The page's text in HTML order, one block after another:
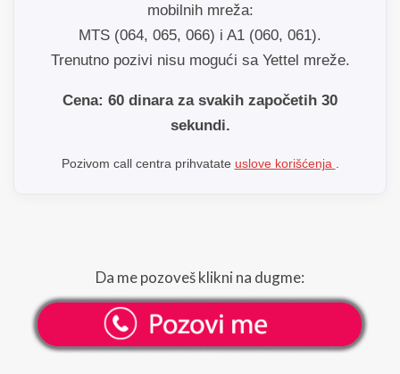
mobilnih mreža:
MTS (064, 065, 066) i A1 (060, 061).
Trenutno pozivi nisu mogući sa Yettel mreže.
Cena: 60 dinara za svakih započetih 30
sekundi.
Pozivom call centra prihvatate uslove korišćenja
Da me pozoveš klikni na dugme: